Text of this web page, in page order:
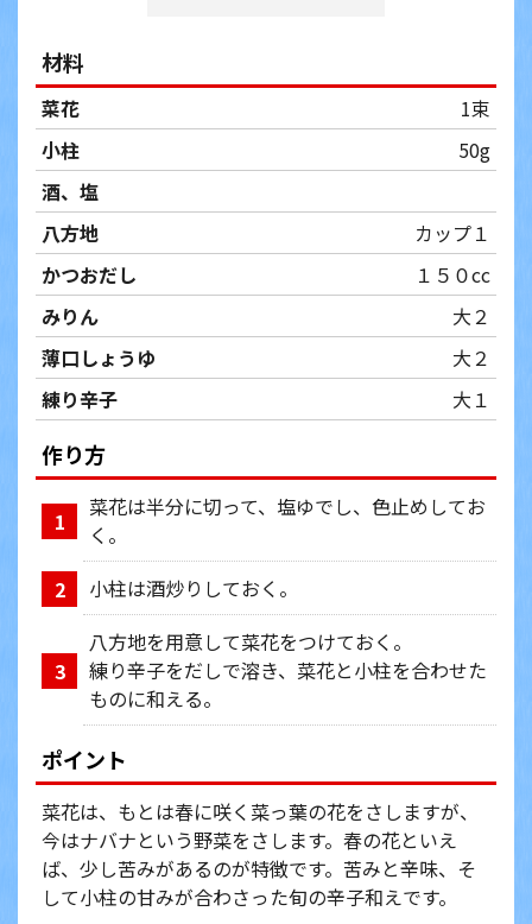
材料
菜花
1束
小柱
50g
酒、塩
八方地
カップ１
かつおだし
１５０cc
みりん
大２
薄口しょうゆ
大２
練り辛子
大１
作り方
1
菜花は半分に切って、塩ゆでし、色止めしてお
く。
2
小柱は酒炒りしておく。
3
八方地を用意して菜花をつけておく。
練り辛子をだしで溶き、菜花と小柱を合わせた
ものに和える。
ポイント
菜花は、もとは春に咲く菜っ葉の花をさしますが、
今はナバナという野菜をさします。春の花といえ
ば、少し苦みがあるのが特徴です。苦みと辛味、そ
して小柱の甘みが合わさった旬の辛子和えです。